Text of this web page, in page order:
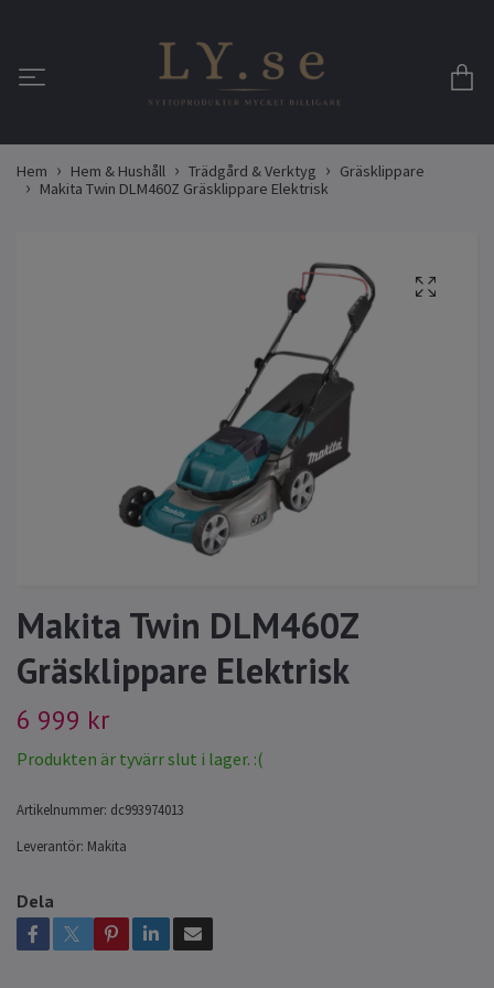
Hem Hem & Hushåll Trädgård & Verktyg
Gräsklippare
Makita Twin DLM460Z Gräsklippare Elektrisk
Makita Twin DLM460Z
Gräsklippare Elektrisk
6 999 kr
Produkten är tyvärr slut i lager. :(
Artikelnummer: dc993974013
Leverantör: Makita
Dela